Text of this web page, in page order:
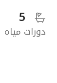
5
دورات مياه